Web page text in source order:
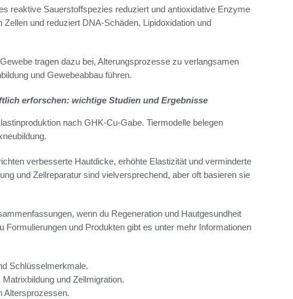
reaktive Sauerstoffspezies reduziert und antioxidative Enzyme
und reduziert DNA-Schäden, Lipidoxidation und
tragen dazu bei, Alterungsprozesse zu verlangsamen
und Gewebeabbau führen.
erforschen: wichtige Studien und Ergebnisse
nach GHK-Cu-Gabe. Tiermodelle belegen
verbesserte Hautdicke, erhöhte Elastizität und verminderte
und Zellreparatur sind vielversprechend, aber oft basieren sie
wenn du Regeneration und Hautgesundheit
und Produkten gibt es unter mehr Informationen
Schlüsselmerkmale.
und Zellmigration.
Altersprozessen.